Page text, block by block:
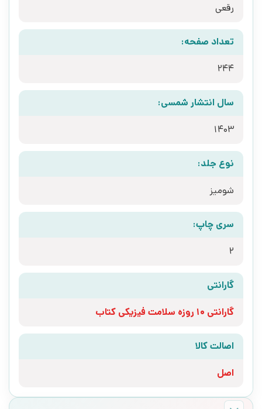
رقعی
تعداد صفحه:
244
سال انتشار شمسی:
1403
نوع جلد:
شومیز
سری چاپ:
2
گارانتی
گارانتی 10 روزه سلامت فیزیکی کتاب
اصالت کالا
اصل